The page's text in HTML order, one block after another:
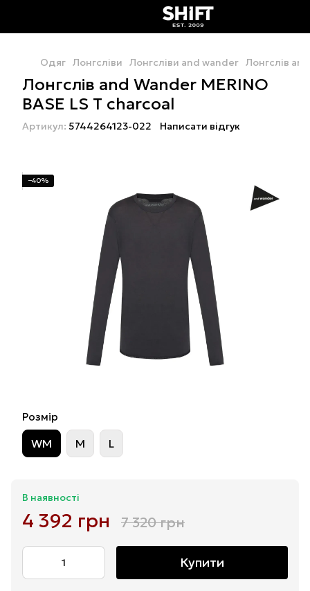
Одяг Лонгсліви Лонгсліви and wander Лонгслів
Лонгслів and Wander MERINO
BASE LS T charcoal
Артикул: 5744264123-022 Написати відгук
−40%
Розмір
WM M L
В наявності
4 392 грн 7 320 грн
Купити